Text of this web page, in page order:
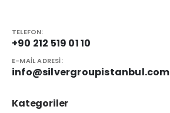
TELEFON:
+90 212 519 01 10
E-MAIL ADRESI:
info@silvergroupistanbul.com
Kategoriler